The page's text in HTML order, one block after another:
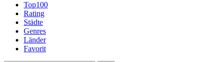
Top100
Rating
Städte
Genres
Länder
Favorit